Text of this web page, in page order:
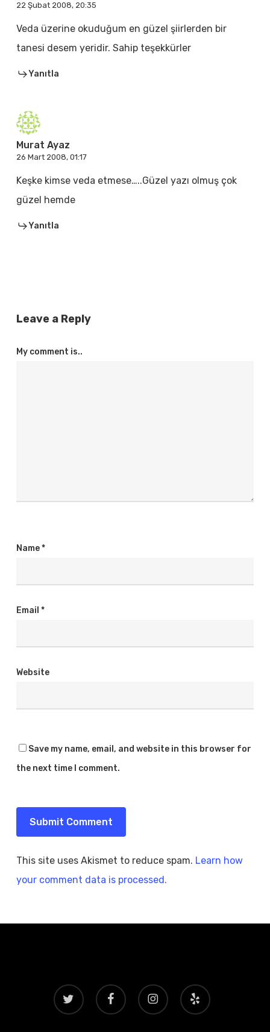
22 Şubat 2008, 20:35
Veda üzerine okuduğum en güzel şiirlerden bir
tanesi desem yeridir. Sahip teşekkürler
Yanıtla
Murat Ayaz
26 Mart 2008, 01:17
Keşke kimse veda etmese…..Güzel yazı olmuş çok
güzel hemde
Yanıtla
Leave a Reply
My comment is..
Name*
Email *
Website
Save my name, email, and website in this browser for
the next time I comment.
This site uses Akismet to reduce spam. Learn how
your comment data is processed.
twitter facebook instagram yelp